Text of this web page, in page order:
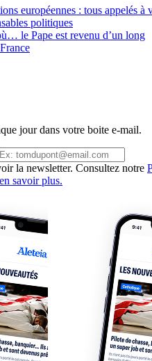
européennes : tous appelés à
politiques
le Pape est revenu d’un long
jour dans votre boite e-mail.
la newsletter. Consultez notre
savoir plus.